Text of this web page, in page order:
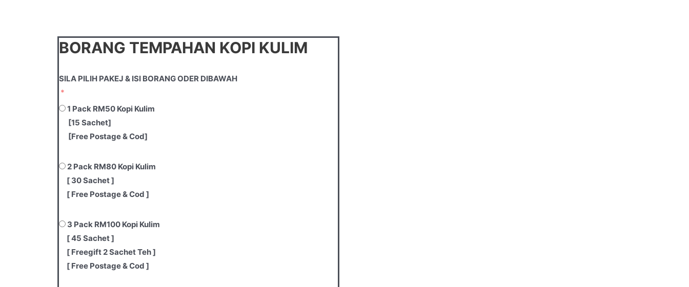
BORANG TEMPAHAN KOPI KULIM
SILA PILIH PAKEJ & ISI BORANG ODER DIBAWAH
1 Pack RM50 Kopi Kulim
[15 Sachet]
[Free Postage & Cod]
2 Pack RM80 Kopi Kulim
[ 30 Sachet ]
[ Free Postage & Cod ]
3 Pack RM100 Kopi Kulim
[ 45 Sachet ]
[ Freegift 2 Sachet Teh ]
[ Free Postage & Cod ]